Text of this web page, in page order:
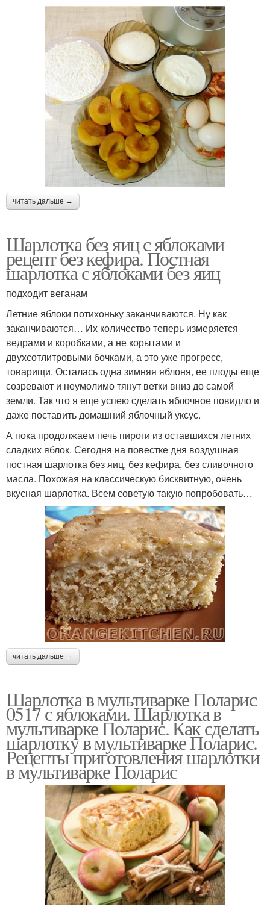
читать дальше →
Шарлотка без яиц с яблоками
рецепт без кефира. Постная
шарлотка с яблоками без яиц
подходит веганам
Летние яблоки потихоньку заканчиваются. Ну как
заканчиваются… Их количество теперь измеряется
ведрами и коробками, а не корытами и
двухсотлитровыми бочками, а это уже прогресс,
товарищи. Осталась одна зимняя яблоня, ее плоды еще
созревают и неумолимо тянут ветки вниз до самой
земли. Так что я еще успею сделать яблочное повидло и
даже поставить домашний яблочный уксус.
А пока продолжаем печь пироги из оставшихся летних
сладких яблок. Сегодня на повестке дня воздушная
постная шарлотка без яиц, без кефира, без сливочного
масла. Похожая на классическую бисквитную, очень
вкусная шарлотка. Всем советую такую попробовать…
читать дальше →
Шарлотка в мультиварке Поларис
0517 с яблоками. Шарлотка в
мультиварке Поларис. Как сделать
шарлотку в мультиварке Поларис.
Рецепты приготовления шарлотки
в мультиварке Поларис